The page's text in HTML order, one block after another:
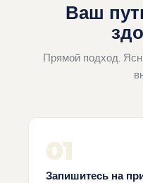
Ваш
Прямой подход.
01
Запишитесь на